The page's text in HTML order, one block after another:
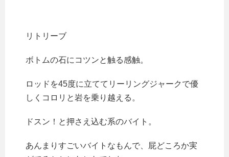
リトリーブ
ボトムの石にコツンと触る感触。
ロッドを45度に立ててリーリングジャークで優
しくコロリと岩を乗り越える。
ドスン！と押さえ込む系のバイト。
あんまりすごいバイトなもんで、屁どころか実